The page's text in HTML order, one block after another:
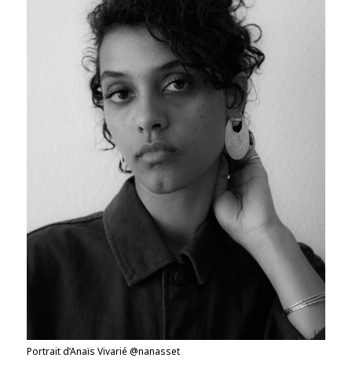
Portrait d’Anaïs Vivarié @nanasset